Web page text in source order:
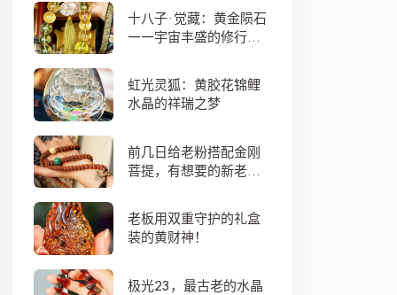
十八子·觉藏：黄金陨石
——宇宙丰盛的修行之
虹光灵狐：黄胶花锦鲤
水晶的祥瑞之梦
前几日给老粉搭配金刚
菩提，有想要的新老
老板用双重守护的礼盒
装的黄财神！
极光23，最古老的水晶